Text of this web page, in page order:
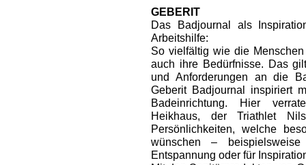
GEBERIT
Das Badjournal als
Arbeitshilfe:
So vielfältig wie die
auch ihre Bedürfnisse. Das
und Anforderungen an die
Geberit Badjournal inspiriert
Badeinrichtung. Hier
Heikhaus, der Triathlet
Persönlichkeiten, welche
wünschen –
Entspannung oder für